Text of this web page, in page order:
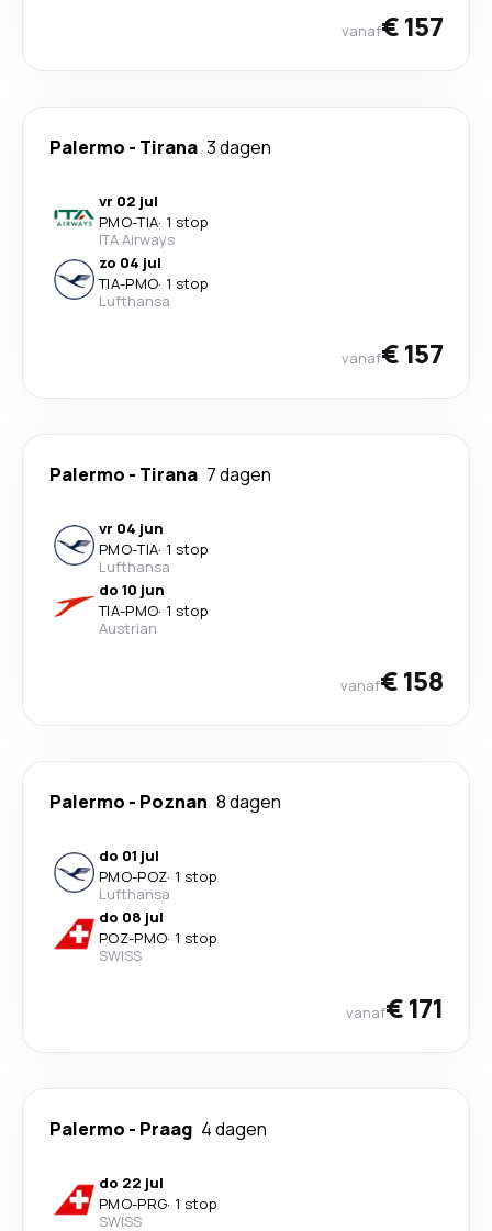
vanaf€ 157
Palermo - Tirana 3 dagen
vr 02 jul
PMO-TIA· 1 stop
ITA Airways
zo 04 jul
TIA-PMO· 1 stop
Lufthansa
vanaf€ 157
Palermo - Tirana 7 dagen
vr 04 jun
PMO-TIA· 1 stop
Lufthansa
do 10 jun
TIA-PMO· 1 stop
Austrian
vanaf€ 158
Palermo - Poznan 8 dagen
do 01 jul
PMO-POZ· 1 stop
Lufthansa
do 08 jul
POZ-PMO· 1 stop
SWISS
vanaf€ 171
Palermo - Praag 4 dagen
do 22 jul
PMO-PRG· 1 stop
SWISS